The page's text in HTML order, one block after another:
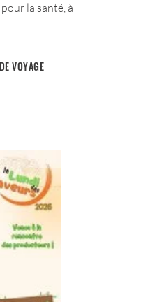
la santé, à
VOYAGE